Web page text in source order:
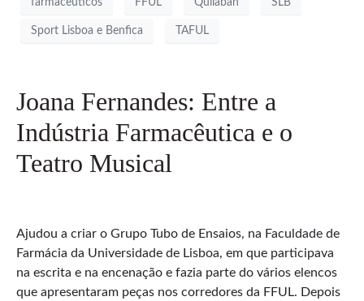
farmacêuticos FFUL Quilaban SLB
Sport Lisboa e Benfica TAFUL
Joana Fernandes: Entre a
Indústria Farmacêutica e o
Teatro Musical
Ajudou a criar o Grupo Tubo de Ensaios, na Faculdade de
Farmácia da Universidade de Lisboa, em que participava
na escrita e na encenação e fazia parte do vários elencos
que apresentaram peças nos corredores da FFUL. Depois